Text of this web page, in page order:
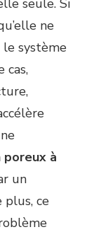
ne
le système
cas,
à
un
plus, ce